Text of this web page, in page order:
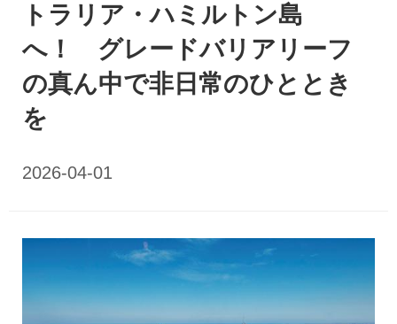
トラリア・ハミルトン島
へ！ グレードバリアリーフ
の真ん中で非日常のひととき
を